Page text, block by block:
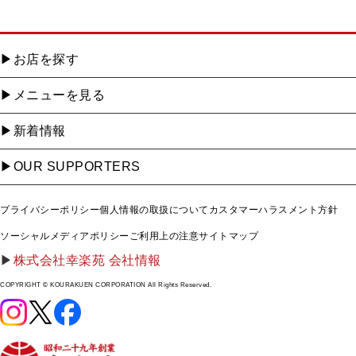
お店を探す
メニューを見る
新着情報
OUR SUPPORTERS
プライバシーポリシー個人情報の取扱について カスタマーハラスメント方針
ソーシャルメディアポリシー ご利用上の注意サイトマップ
株式会社幸楽苑 会社情報
COPYRIGHT © KOURAKUEN CORPORATION All Rights Reserved.